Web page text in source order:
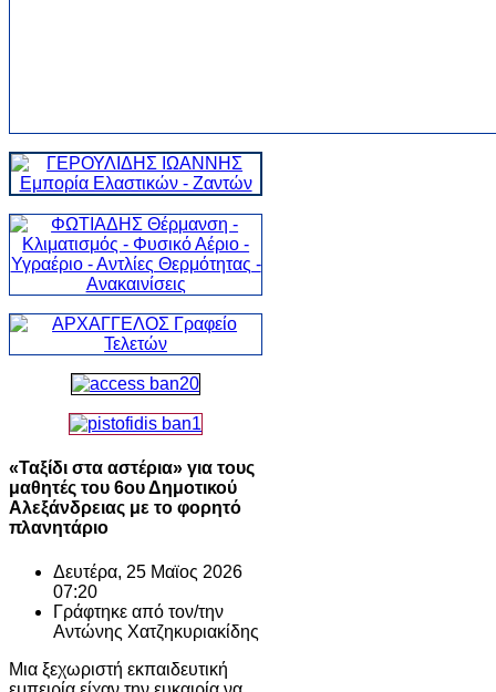
«Ταξίδι στα αστέρια» για τους
μαθητές του 6ου Δημοτικού
Αλεξάνδρειας με το φορητό
πλανητάριο
Δευτέρα, 25 Μαϊος 2026
07:20
Γράφτηκε από τον/την
Αντώνης Χατζηκυριακίδης
Μια ξεχωριστή εκπαιδευτική